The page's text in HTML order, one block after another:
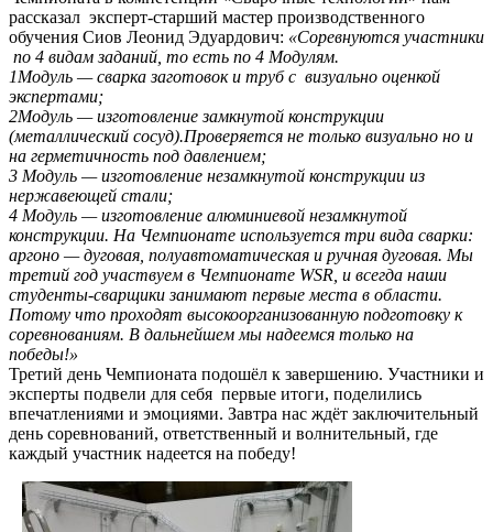
рассказал эксперт-старший мастер производственного
обучения Сиов Леонид Эдуардович: «Соревнуются участники
по 4 видам заданий, то есть по 4 Модулям.
1Модуль — сварка заготовок и труб с визуально оценкой
экспертами;
2Модуль — изготовление замкнутой конструкции
(металлический сосуд).Проверяется не только визуально но и
на герметичность под давлением;
3 Модуль — изготовление незамкнутой конструкции из
нержавеющей стали;
4 Модуль — изготовление алюминиевой незамкнутой
конструкции. На Чемпионате используется три вида сварки:
аргоно — дуговая, полуавтоматическая и ручная дуговая. Мы
третий год участвуем в Чемпионате WSR, и всегда наши
студенты-сварщики занимают первые места в области.
Потому что проходят высокоорганизованную подготовку к
соревнованиям. В дальнейшем мы надеемся только на
победы!»
Третий день Чемпионата подошёл к завершению. Участники и
эксперты подвели для себя первые итоги, поделились
впечатлениями и эмоциями. Завтра нас ждёт заключительный
день соревнований, ответственный и волнительный, где
каждый участник надеется на победу!